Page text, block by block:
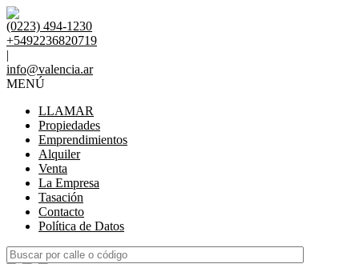
(0223) 494-1230
+5492236820719
|
info@valencia.ar
MENÚ
LLAMAR
Propiedades
Emprendimientos
Alquiler
Venta
La Empresa
Tasación
Contacto
Política de Datos